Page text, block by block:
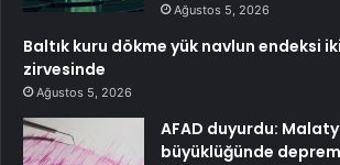
Ağustos 5, 2026
Baltık kuru dökme yük navlun endeksi
zirvesinde
Ağustos 5, 2026
AFAD duyurdu:
büyüklüğünde deprem